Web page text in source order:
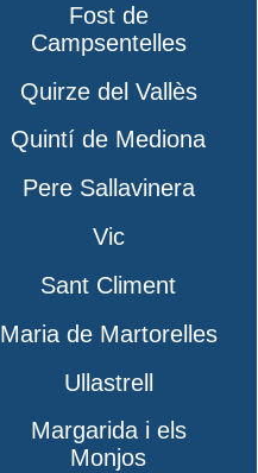
Fost de
Campsentelles
Quirze del Vallès
Quintí de Mediona
Pere Sallavinera
Vic
Sant Climent
Maria de Martorelles
Ullastrell
Margarida i els
Monjos